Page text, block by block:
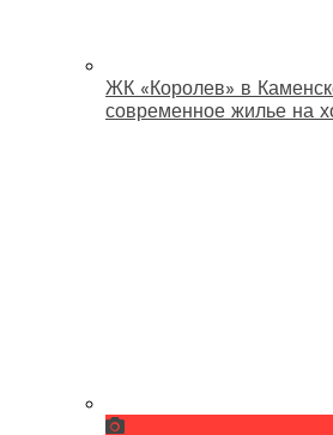
ЖК «Королев» в
современное жилье на